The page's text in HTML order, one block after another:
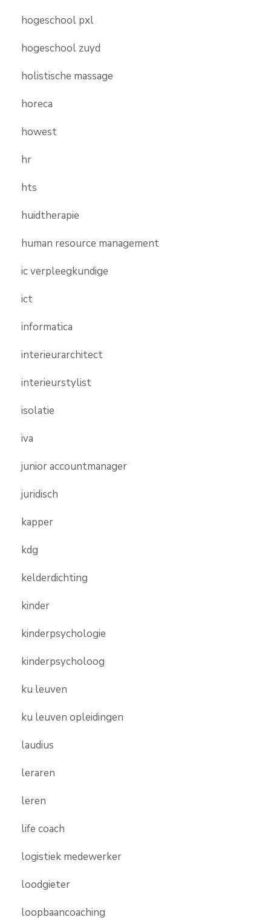
hogeschool pxl
hogeschool zuyd
holistische massage
horeca
howest
hr
hts
huidtherapie
human resource management
ic verpleegkundige
ict
informatica
interieurarchitect
interieurstylist
isolatie
iva
junior accountmanager
juridisch
kapper
kdg
kelderdichting
kinder
kinderpsychologie
kinderpsycholoog
ku leuven
ku leuven opleidingen
laudius
leraren
leren
life coach
logistiek medewerker
loodgieter
loopbaancoaching